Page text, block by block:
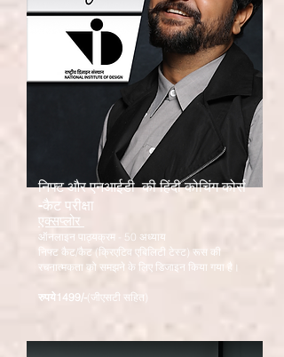
एक्सप्लोर
निफ्ट और एनआईडी की हिंदी कोचिंग कोर्स
-कैट परीक्षा
ऑनलाइन पाठ्यक्रम - 50 अध्याय
निफ्ट कैट/कैट (क्रिएटिव एबिलिटी टेस्ट) रूस की
रचनात्मकता को समझने के लिए डिजाइन किया गया है।
रुपये1499/-(जीएसटी सहित)